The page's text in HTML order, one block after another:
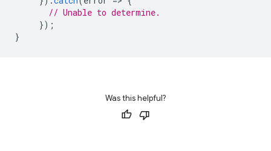
// Unable to determine.
});
}
Was this helpful?